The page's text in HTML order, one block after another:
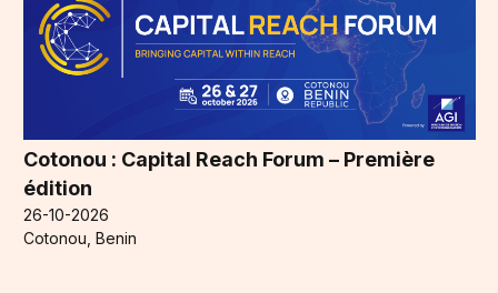
Cotonou : Capital Reach Forum – Première
édition
26-10-2026
Cotonou, Benin